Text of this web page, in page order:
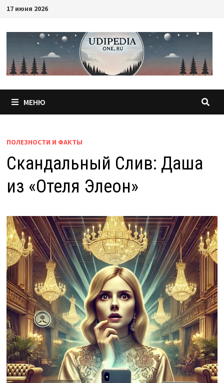
Перейти
содержимому
17 июня 2026
МЕНЮ
ПОЛЕЗНОСТИ И ФАКТЫ
Скандальный Слив: Даша
из «Отеля Элеон»